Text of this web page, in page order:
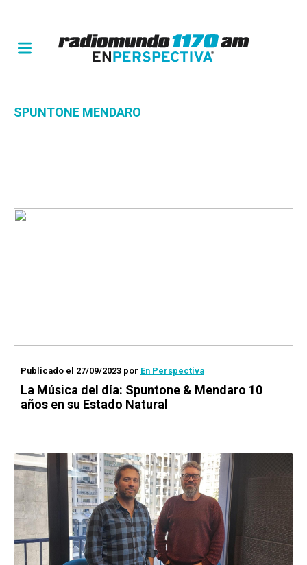
SPUNTONE MENDARO
Publicado el 27/09/2023 por En Perspectiva
La Música del día: Spuntone & Mendaro 10
años en su Estado Natural